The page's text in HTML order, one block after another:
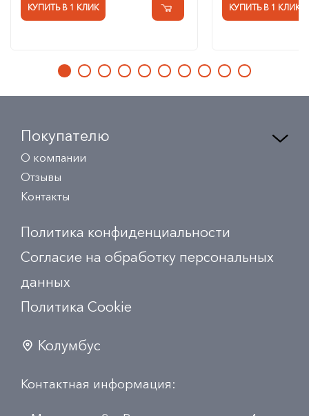
КУПИТЬ В 1 КЛИК КУПИТЬ В 1 КЛИК
Покупателю
О компании
Отзывы
Контакты
Политика конфиденциальности
Согласие на обработку персональных
данных
Политика Сookie
Колумбус
Контактная информация: